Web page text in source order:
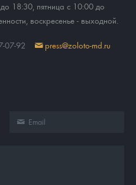
18:30, пятница с 10:00 до
воскресенье - выходной.
07-92 press@zoloto-md.ru